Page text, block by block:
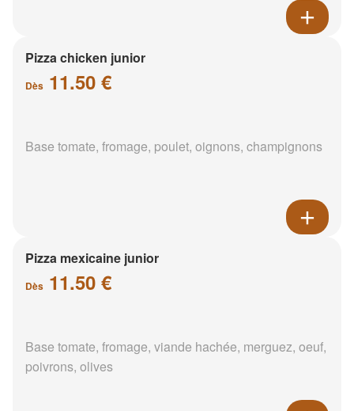
Pizza chicken junior
Dès 11.50 €
Base tomate, fromage, poulet, oignons, champignons
Pizza mexicaine junior
Dès 11.50 €
Base tomate, fromage, viande hachée, merguez, oeuf,
poivrons, olives